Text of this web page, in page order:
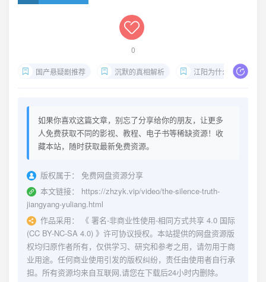
0
国产悬疑剧推荐 沉默的真相解析 江阳为什么坐牢
如果你喜欢这篇文章，别忘了分享给你的朋友，让更多
人免费获取不同的影视、教程、电子书等稀缺资源！收
藏本站，随时获取最新免费资源。
版权属于：
免费网盘资源分享
本文链接：
https://zhzyk.vip/video/the-silence-truth-
jiangyang-yuliang.html
作品采用：
《 署名-非商业性使用-相同方式共享 4.0 国际
(CC BY-NC-SA 4.0) 》许可协议授权。本站提供的网盘资源版
权均归原作者所有，仅供学习、研究和参考之用，请勿用于商
业用途。任何商业使用引发的版权纠纷，责任由使用者自行承
担。所有资源均来自互联网,请您在下载后24小时内删除。